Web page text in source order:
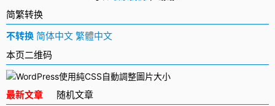
简繁转换
不转换 简体中文 繁體中文
本页二维码
最新文章 随机文章